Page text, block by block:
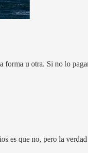
forma u otra. Si no lo
es que no, pero la